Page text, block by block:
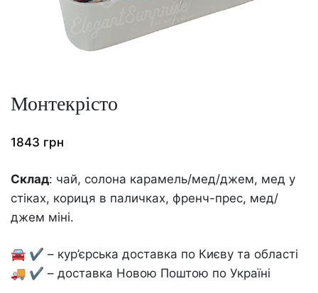
Монтекрісто
1843 грн
Склад: чай, солона карамель/мед/джем, мед у
стіках, кориця в паличках, френч-прес, мед/
джем міні.
🚘 ✔️ – кур’єрська доставка по Києву та області
🚚 ✔️ – доставка Новою Поштою по Україні